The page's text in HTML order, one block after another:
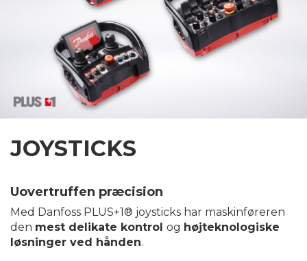
JOYSTICKS
Uovertruffen præcision
Med Danfoss PLUS+1® joysticks har maskinføreren
den mest delikate kontrol og højteknologiske
løsninger ved hånden.